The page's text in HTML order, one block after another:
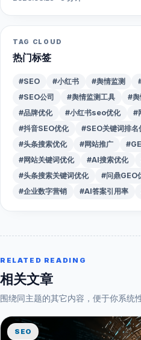
TAG CLOUD
热门标签
#SEO #小红书 #舆情监测
#SEO公司
#舆情监测工具 #舆
#品牌优化
#小红书seo优化 #
#抖音SEO优化
#SEO关键词排名
#头条搜索优化
#网站推广
#网站关键词优化
#AI搜索优化
#头条搜索关键词优化
#问鼎GEO
#企业数字营销
#AI答案引用率
RELATED READING
相关文章
围绕同主题的其它内容，便于你系统
SEO